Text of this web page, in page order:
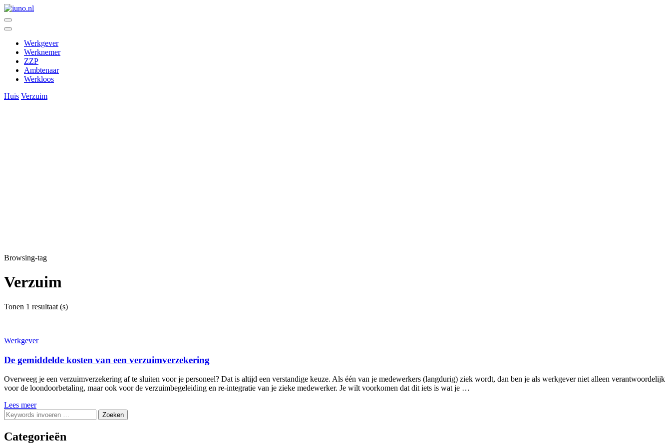
Ga
naar
de
iuno.nl
Werkgever
Werknemer
ZZP
Ambtenaar
Werkloos
Huis Verzuim
Browsing-tag
Verzuim
Tonen 1 resultaat (s)
Werkgever
De gemiddelde kosten van een verzuimverzekering
Overweeg je een verzuimverzekering af te sluiten voor je personeel? Dat is altijd een verstandige keuze. Als één van je medewerkers (langdurig) ziek wordt, dan ben je als werkgever niet alleen verantwoordelijk
voor de loondoorbetaling, maar ook voor de verzuimbegeleiding en re-integratie van je zieke medewerker. Je wilt voorkomen dat dit iets is wat je …
Lees meer
Op
zoek
naar
iets?
Categorieën